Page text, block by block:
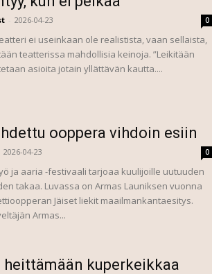
- 2026-04-23 0
ei useinkaan ole realistista, vaan sellaista,
teatterissa mahdollisia keinoja. ”Leikitään
asioita jotain yllättävän kautta....
ooppera vihdoin esiin
2026-04-23 0
ja aaria -festivaali tarjoaa kuulijoille uutuuden
takaa. Luvassa on Armas Launiksen vuonna
Jäiset liekit maailmankantaesitys.
Armas...
heittämään kuperkeikkaa